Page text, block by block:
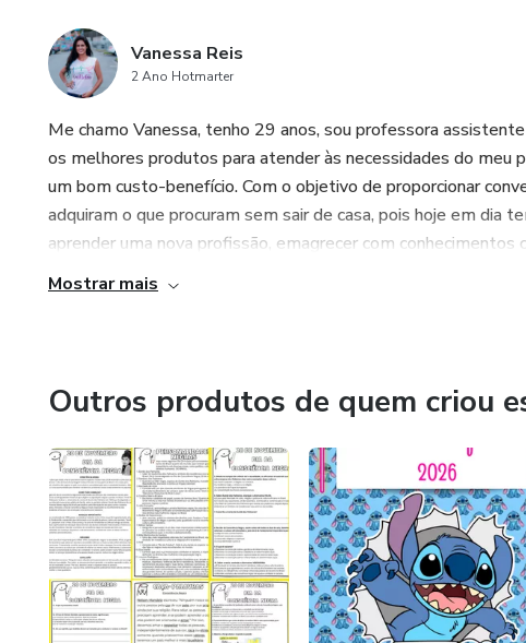
Vanessa Reis
2 Ano Hotmarter
Me chamo Vanessa, tenho 29 anos, sou professora
os melhores produtos para atender às necessidades do
um bom custo-benefício. Com o objetivo de proporcionar
adquiram o que procuram sem sair de casa, pois hoje em dia
aprender uma nova profissão, emagrecer com conhecimentos
Mostrar mais
Outros produtos de quem criou